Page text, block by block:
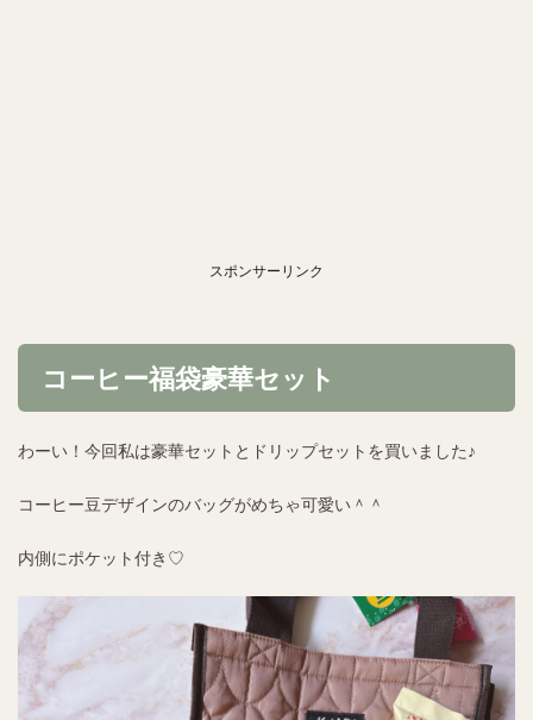
スポンサーリンク
コーヒー福袋豪華セット
わーい！今回私は豪華セットとドリップセットを買いました♪
コーヒー豆デザインのバッグがめちゃ可愛い＾＾
内側にポケット付き♡